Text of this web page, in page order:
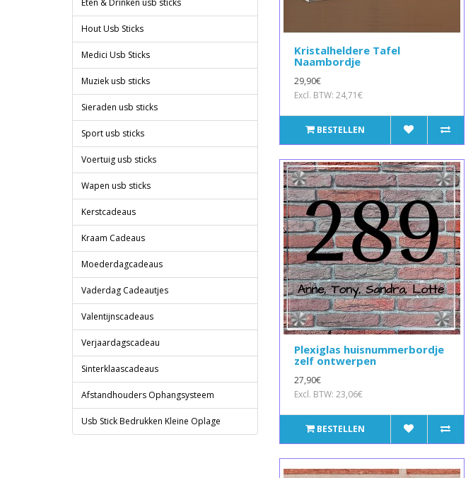
Eten & Drinken usb sticks
Hout Usb Sticks
Medici Usb Sticks
Muziek usb sticks
Sieraden usb sticks
Sport usb sticks
Voertuig usb sticks
Wapen usb sticks
Kerstcadeaus
Kraam Cadeaus
Moederdagcadeaus
Vaderdag Cadeautjes
Valentijnscadeaus
Verjaardagscadeau
Sinterklaascadeaus
Afstandhouders Ophangsysteem
Usb Stick Bedrukken Kleine Oplage
Kristalheldere Tafel
Naambordje
29,90€
Excl. BTW: 24,71€
BESTELLEN
Plexiglas huisnummerbordje
zelf ontwerpen
27,90€
Excl. BTW: 23,06€
BESTELLEN